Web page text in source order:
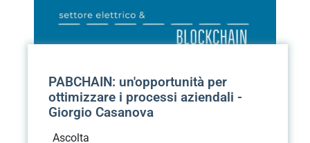
PABCHAIN: un'opportunità per
ottimizzare i processi aziendali -
Giorgio Casanova
Ascolta